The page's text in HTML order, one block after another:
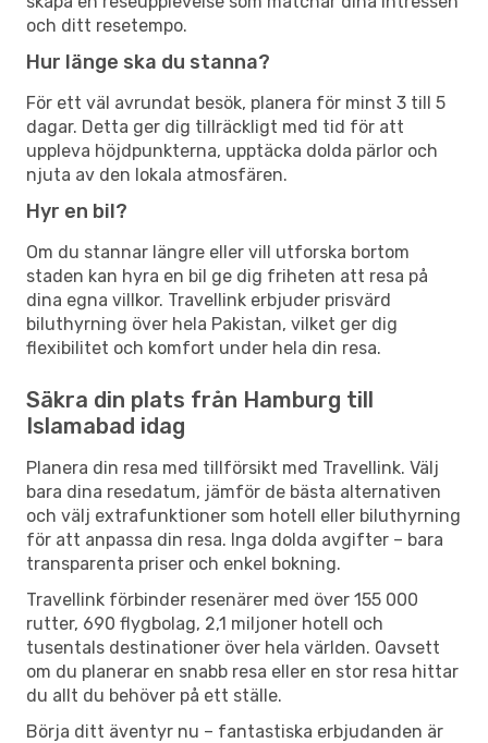
och ditt resetempo.
Hur länge ska du stanna?
För ett väl avrundat besök, planera för minst 3 till 5
dagar. Detta ger dig tillräckligt med tid för att
uppleva höjdpunkterna, upptäcka dolda pärlor och
njuta av den lokala atmosfären.
Hyr en bil?
Om du stannar längre eller vill utforska bortom
staden kan hyra en bil ge dig friheten att resa på
dina egna villkor. Travellink erbjuder prisvärd
biluthyrning över hela Pakistan, vilket ger dig
flexibilitet och komfort under hela din resa.
Säkra din plats från Hamburg till
Islamabad idag
Planera din resa med tillförsikt med Travellink. Välj
bara dina resedatum, jämför de bästa alternativen
och välj extrafunktioner som hotell eller biluthyrning
för att anpassa din resa. Inga dolda avgifter – bara
transparenta priser och enkel bokning.
Travellink förbinder resenärer med över 155 000
rutter, 690 flygbolag, 2,1 miljoner hotell och
tusentals destinationer över hela världen. Oavsett
om du planerar en snabb resa eller en stor resa hittar
du allt du behöver på ett ställe.
Börja ditt äventyr nu – fantastiska erbjudanden är